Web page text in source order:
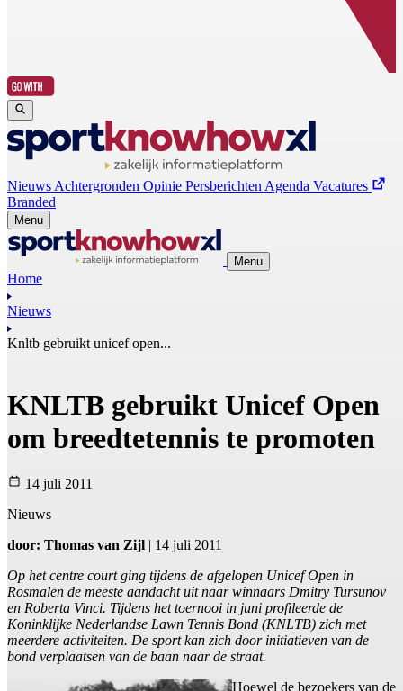
Nieuws Achtergronden Opinie Persberichten Agenda Vacatures
Branded
Menu
Menu
Home
Nieuws
Knltb gebruikt unicef open...
KNLTB gebruikt Unicef Open
om breedtetennis te promoten
14 juli 2011
Nieuws
door: Thomas van Zijl | 14 juli 2011
Op het centre court ging tijdens de afgelopen Unicef Open in
Rosmalen de meeste aandacht uit naar winnaars Dmitry Tursunov
en Roberta Vinci. Tijdens het toernooi in juni profileerde de
Koninklijke Nederlandse Lawn Tennis Bond (KNLTB) zich met
meerdere activiteiten. De sport kan zich door initiatieven van de
bond verplaatsen van de baan naar de straat.
Hoewel de bezoekers van de